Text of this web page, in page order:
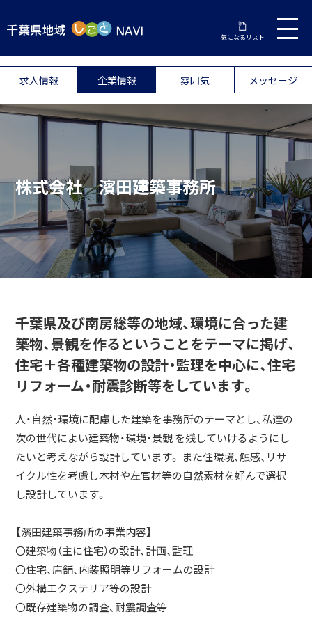
気になるリスト
求人情報 企業情報 雰囲気 メッセージ
株式会社 濱田建築事務所
千葉県及び南房総等の地域、環境に合った建
築物、景観を作るということをテーマに掲げ、
住宅＋各種建築物の設計・監理を中心に、住宅
リフォーム・耐震診断等をしています。
人・自然・環境に配慮した建築を事務所のテーマとし、私達の
次の世代によい建築物・環境・景観 を残していけるようにし
たいと考えながら設計しています。 また住環境、触感、リサ
イクル性を考慮し木材や左官材等の自然素材を好んで選択
し設計しています。
【濱田建築事務所の事業内容】
〇建築物（主に住宅）の設計、計画、監理
〇住宅、店舗、内装照明等リフォームの設計
〇外構エクステリア等の設計
〇既存建築物の調査、耐震調査等